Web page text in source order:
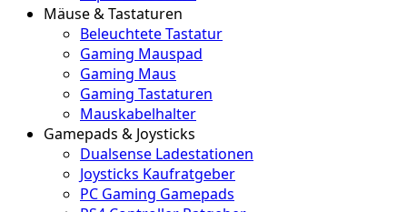
Mäuse & Tastaturen
Beleuchtete Tastatur
Gaming Mauspad
Gaming Maus
Gaming Tastaturen
Mauskabelhalter
Gamepads & Joysticks
Dualsense Ladestationen
Joysticks Kaufratgeber
PC Gaming Gamepads